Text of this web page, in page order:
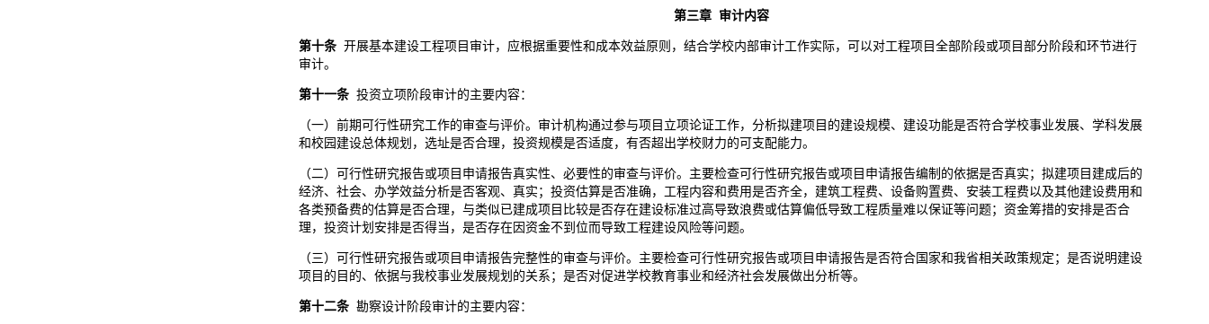
第三章 审计内容
第十条 开展基本建设工程项目审计，应根据重要性和成本效益原则，结合学校内部审计工作实际，可以对工程项目全部阶段或项目部分阶段和环节进行
审计。
第十一条 投资立项阶段审计的主要内容：
（一）前期可行性研究工作的审查与评价。审计机构通过参与项目立项论证工作，分析拟建项目的建设规模、建设功能是否符合学校事业发展、学科发展
和校园建设总体规划，选址是否合理，投资规模是否适度，有否超出学校财力的可支配能力。
（二）可行性研究报告或项目申请报告真实性、必要性的审查与评价。主要检查可行性研究报告或项目申请报告编制的依据是否真实；拟建项目建成后的
经济、社会、办学效益分析是否客观、真实；投资估算是否准确，工程内容和费用是否齐全，建筑工程费、设备购置费、安装工程费以及其他建设费用和
各类预备费的估算是否合理，与类似已建成项目比较是否存在建设标准过高导致浪费或估算偏低导致工程质量难以保证等问题；资金筹措的安排是否合
理，投资计划安排是否得当，是否存在因资金不到位而导致工程建设风险等问题。
（三）可行性研究报告或项目申请报告完整性的审查与评价。主要检查可行性研究报告或项目申请报告是否符合国家和我省相关政策规定；是否说明建设
项目的目的、依据与我校事业发展规划的关系；是否对促进学校教育事业和经济社会发展做出分析等。
第十二条 勘察设计阶段审计的主要内容：